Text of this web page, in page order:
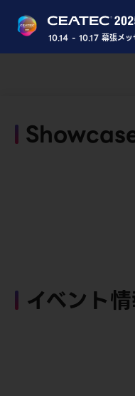
10.14 - 10.17 幕張メッ
イベント